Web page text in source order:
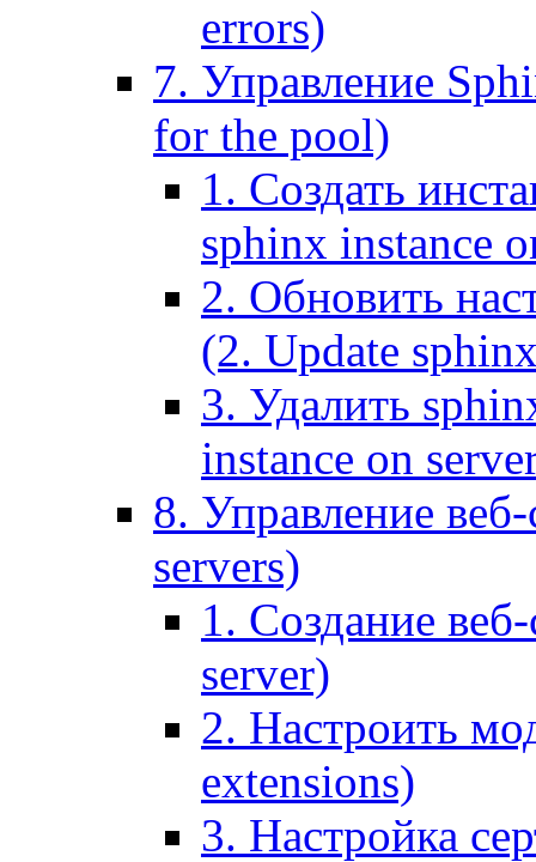
errors)
7. Управление
for the pool)
1. Создать
sphinx instance
2. Обновить
(2. Update
3. Удалить
instance on
8. Управление
servers)
1. Создание
server)
2. Настроить
extensions)
3. Настройка